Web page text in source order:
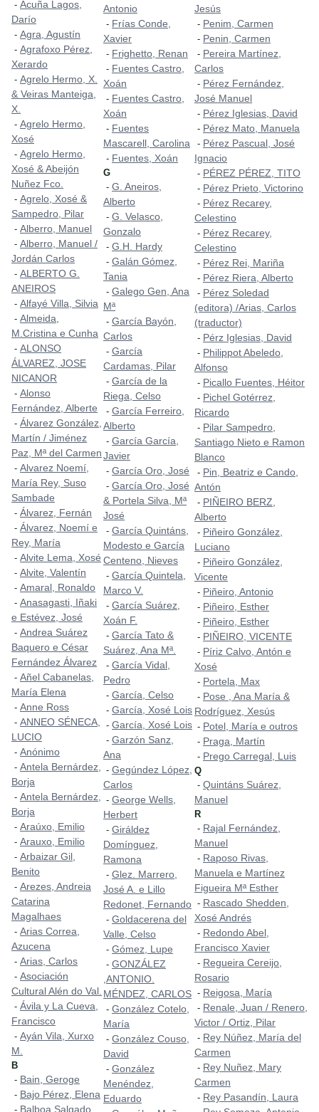
- Acuña Lagos,
Darío
- Agra, Agustín
- Agrafoxo Pérez,
Xerardo
- Agrelo Hermo, X.
& Veiras Manteiga,
X.
- Agrelo Hermo,
Xosé
- Agrelo Hermo,
Xosé & Abeijón
Nuñez Fco.
- Agrelo, Xosé &
Sampedro, Pilar
- Alberro, Manuel
- Alberro, Manuel /
Jordán Carlos
- ALBERTO G.
ANEIROS
- Alfayé Villa, Silvia
- Almeida,
M.Cristina e Cunha
- ALONSO
ÁLVAREZ, JOSE
NICANOR
- Alonso
Fernández, Alberte
- Álvarez González,
Martín / Jiménez
Paz, Mª del Carmen
- Alvarez Noemí,
María Rey, Suso
Sambade
- Álvarez, Fernán
- Álvarez, Noemí e
Rey, María
- Alvite Lema, Xosé
- Alvite, Valentín
- Amaral, Ronaldo
- Anasagasti, Iñaki
e Estévez, José
- Andrea Suárez
Baquero e César
Fernández Álvarez
- Añel Cabanelas,
María Elena
- Anne Ross
- ANNEO SÉNECA,
LUCIO
- Anónimo
- Antela Bernárdez,
Borja
- Antela Bernárdez,
Borja
- Araúxo, Emilio
- Arauxo, Emilio
- Arbaizar Gil,
Benito
- Arezes, Andreia
Catarina
Magalhaes
- Arias Correa,
Azucena
- Arias, Carlos
- Asociación
Cultural Alén do Val.
- Ávila y La Cueva,
Francisco
- Ayán Vila, Xurxo
M.
B
- Bain, Geroge
- Bajo Pérez, Elena
- Balboa Salgado,
Antonio
- Frías Conde,
Xavier
- Frighetto, Renan
- Fuentes Castro,
Xoán
- Fuentes Castro,
Xoán
- Fuentes
Mascarell, Carolina
- Fuentes, Xoán
G
- G. Aneiros,
Alberto
- G. Velasco,
Gonzalo
- G.H. Hardy
- Galán Gómez,
Tania
- Galego Gen, Ana
Mª
- García Bayón,
Carlos
- García
Cardamas, Pilar
- García de la
Riega, Celso
- García Ferreiro,
Alberto
- García García,
Javier
- García Oro, José
- García Oro, José
& Portela Silva, Mª
José
- García Quintáns,
Modesto e García
Centeno, Nieves
- García Quintela,
Marco V.
- García Suárez,
Xoán F.
- García Tato &
Suárez, Ana Mª.
- García Vidal,
Pedro
- García, Celso
- García, Xosé Lois
- García, Xosé Lois
- Garzón Sanz,
Ana
- Gegúndez López,
Carlos
- George Wells,
Herbert
- Giráldez
Domínguez,
Ramona
- Glez. Marrero,
José A. e Lillo
Redonet, Fernando
- Goldacerena del
Valle, Celso
- Gómez, Lupe
- GONZÁLEZ
,ANTONIO.
MÉNDEZ, CARLOS
- González Cotelo,
María
- González Couso,
David
- González
Menéndez,
Eduardo
Jesús
- Penim, Carmen
- Penin, Carmen
- Pereira Martínez,
Carlos
- Pérez Fernández,
José Manuel
- Pérez Iglesias, David
- Pérez Mato, Manuela
- Pérez Pascual, José
Ignacio
- PÉREZ PÉREZ, TITO
- Pérez Prieto, Victorino
- Pérez Recarey,
Celestino
- Pérez Recarey,
Celestino
- Pérez Rei, Mariña
- Pérez Riera, Alberto
- Pérez Soledad
(editora) /Arias, Carlos
(traductor)
- Pérz Iglesias, David
- Philippot Abeledo,
Alfonso
- Picallo Fuentes, Héitor
- Pichel Gotérrez,
Ricardo
- Pilar Sampedro,
Santiago Nieto e Ramon
Blanco
- Pin, Beatriz e Cando,
Antón
- PIÑEIRO BERZ,
Alberto
- Piñeiro González,
Luciano
- Piñeiro González,
Vicente
- Piñeiro, Antonio
- Piñeiro, Esther
- Piñeiro, Esther
- PIÑEIRO, VICENTE
- Píriz Calvo, Antón e
Xosé
- Portela, Max
- Pose , Ana María &
Rodríguez, Xesús
- Potel, María e outros
- Praga, Martín
- Prego Carregal, Luis
Q
- Quintáns Suárez,
Manuel
R
- Rajal Fernández,
Manuel
- Raposo Rivas,
Manuela e Martínez
Figueira Mª Esther
- Rascado Shedden,
Xosé Andrés
- Redondo Abel,
Francisco Xavier
- Regueira Cereijo,
Rosario
- Reigosa, María
- Renale, Juan / Renero,
Victor / Ortiz, Pilar
- Rey Núñez, María del
Carmen
- Rey Nuñez, Mary
Carmen
- Rey Pasandín, Laura